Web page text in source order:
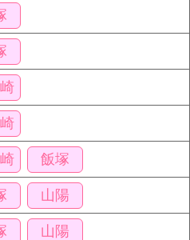
飯塚
山陽
山陽